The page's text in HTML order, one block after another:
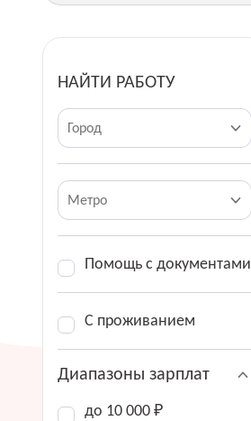
НАЙТИ РАБОТУ
Город
Метро
Помощь с документами
С проживанием
Диапазоны зарплат
до 10 000 ₽